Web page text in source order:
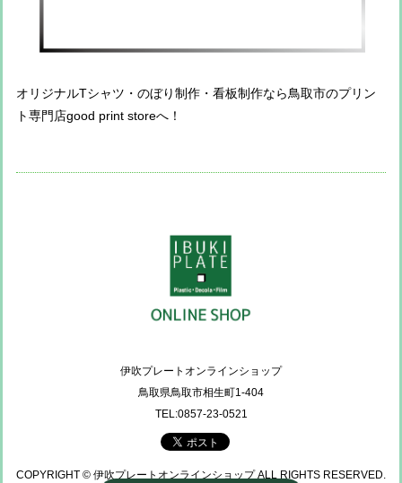
オリジナルTシャツ・のぼり制作・看板制作なら鳥取市のプリン
ト専門店good print storeへ！
伊吹プレートオンラインショップ
鳥取県鳥取市相生町1-404
TEL:0857-23-0521
COPYRIGHT © 伊吹プレートオンラインショップ ALL RIGHTS RESERVED.